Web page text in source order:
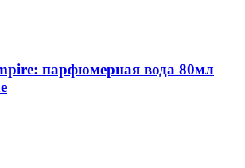
парфюмерная вода 80мл